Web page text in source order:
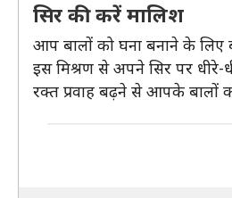
सिर की करें मालिश
आप बालों को घना बनाने के लिए
इस मिश्रण से अपने सिर पर धीरे-
रक्त प्रवाह बढ़ने से आपके बालों